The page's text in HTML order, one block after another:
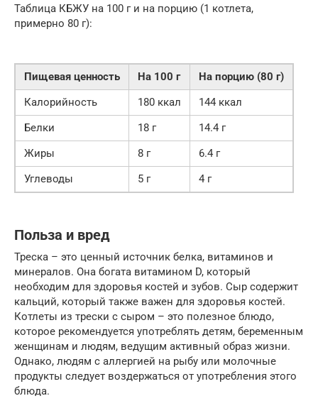
Таблица КБЖУ на 100 г и на порцию (1 котлета,
примерно 80 г):
Пищевая ценность На 100 г
На порцию (80 г)
Калорийность
180 ккал
144 ккал
Белки
18 г
14.4 г
Жиры
8 г
6.4 г
Углеводы
5 г 4 г
Польза и вред
Треска – это ценный источник белка, витаминов и
минералов. Она богата витамином D, который
необходим для здоровья костей и зубов. Сыр содержит
кальций, который также важен для здоровья костей.
Котлеты из трески с сыром – это полезное блюдо,
которое рекомендуется употреблять детям, беременным
женщинам и людям, ведущим активный образ жизни.
Однако, людям с аллергией на рыбу или молочные
продукты следует воздержаться от употребления этого
блюда.